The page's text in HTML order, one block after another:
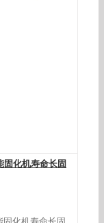
固化机寿命长固